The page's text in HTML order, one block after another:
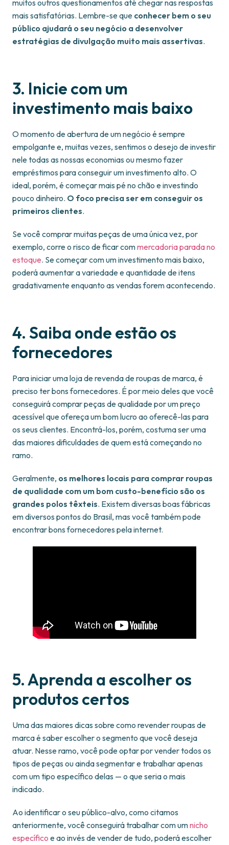
muitos outros questionamentos até chegar nas respostas
mais satisfatórias. Lembre-se que conhecer bem o seu
público ajudará o seu negócio a desenvolver
estratégias de divulgação muito mais assertivas.
3. Inicie com um
investimento mais baixo
O momento de abertura de um negócio é sempre
empolgante e, muitas vezes, sentimos o desejo de investir
nele todas as nossas economias ou mesmo fazer
empréstimos para conseguir um investimento alto. O
ideal, porém, é começar mais pé no chão e investindo
pouco dinheiro. O foco precisa ser em conseguir os
primeiros clientes.
Se você comprar muitas peças de uma única vez, por
exemplo, corre o risco de ficar commercadoria parada no
estoque. Se começar com um investimento mais baixo,
poderá aumentar a variedade e quantidade de itens
gradativamente enquanto as vendas forem acontecendo.
4. Saiba onde estão os
fornecedores
Para iniciar uma loja de revenda de roupas de marca, é
preciso ter bons fornecedores. É por meio deles que você
conseguirá comprar peças de qualidade por um preço
acessível que ofereça um bom lucro ao oferecê-las para
os seus clientes. Encontrá-los, porém, costuma ser uma
das maiores dificuldades de quem está começando no
ramo.
Geralmente, os melhores locais para comprar roupas
de qualidade com um bom custo-benefício são os
grandes polos têxteis. Existem diversas boas fábricas
em diversos pontos do Brasil, mas você também pode
encontrar bons fornecedores pela internet.
5. Aprenda a escolher os
produtos certos
Uma das maiores dicas sobre como revender roupas de
marca é saber escolher o segmento que você deseja
atuar. Nesse ramo, você pode optar por vender todos os
tipos de peças ou ainda segmentar e trabalhar apenas
com um tipo específico delas — o que seria o mais
indicado.
Ao identificar o seu público-alvo, como citamos
anteriormente, você conseguirá trabalhar com umnicho
específico e ao invés de vender de tudo, poderá escolher